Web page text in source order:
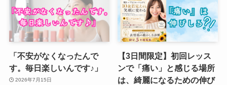
「不安がなくなったんで
す。毎日楽しいんです♪」
2026年7月15日
【3日間限定】初回レッス
ンで「痛い」と感じる場所
は、綺麗になるための伸び